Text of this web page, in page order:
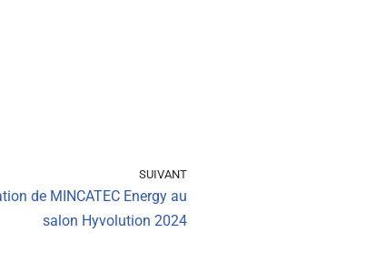
SUIVANT
de MINCATEC Energy au
salon Hyvolution 2024